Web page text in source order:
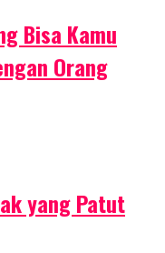
Bisa Kamu
Orang
yang Patut